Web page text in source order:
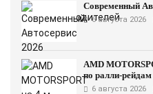
Современный
6 августа 2026
AMD
по ралли-рейдам
6 августа 2026